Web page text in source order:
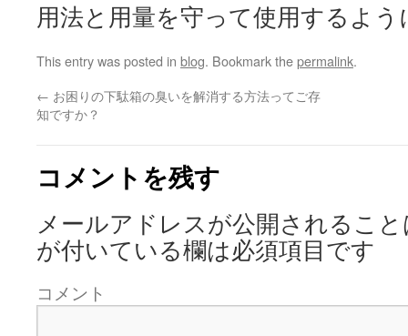
用法と用量を守って使用するよ
This entry was posted in blog. Bookmark thepermalink.
← お困りの下駄箱の臭いを解消する方法ってご存
知ですか？
コメントを残す
メールアドレスが公開されるこ
が付いている欄は必須項目です
コメント